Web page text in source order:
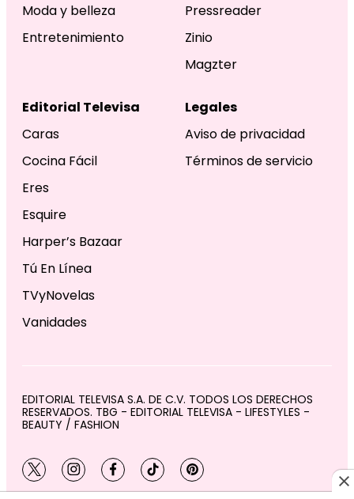
Moda y belleza
Entretenimiento
Pressreader
Zinio
Magzter
Editorial Televisa
Caras
Cocina Fácil
Eres
Esquire
Harper’s Bazaar
Tú En Línea
TVyNovelas
Vanidades
Legales
Aviso de privacidad
Términos de servicio
EDITORIAL TELEVISA S.A. DE C.V. TODOS LOS DERECHOS
RESERVADOS. TBG - EDITORIAL TELEVISA - LIFESTYLES -
BEAUTY / FASHION
twitterinstagram
facebooktiktokpinterest